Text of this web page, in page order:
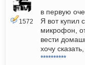
1572
в первую
Я вот купил
микрофон,
вести
хочу
**********